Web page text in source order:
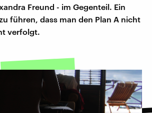
Freund - im Gegenteil. Ein
führen, dass man den Plan A nicht
verfolgt.